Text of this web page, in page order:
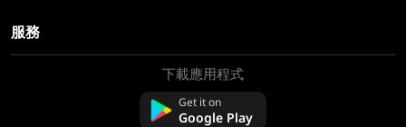
服務
下載應用程式
Get it on
Google Play